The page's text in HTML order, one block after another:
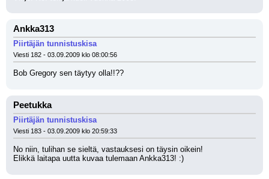
Ankka313
Piirtäjän tunnistuskisa
Viesti 182 - 03.09.2009 klo 08:00:56
Bob Gregory sen täytyy olla!!??
Peetukka
Piirtäjän tunnistuskisa
Viesti 183 - 03.09.2009 klo 20:59:33
No niin, tulihan se sieltä, vastauksesi on täysin oikein!
Elikkä laitapa uutta kuvaa tulemaan Ankka313! :)